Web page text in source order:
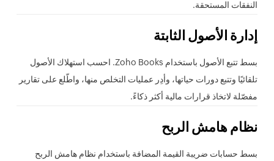
النفقات المستحقة.
إدارة الأصول الثابتة
بسط تتبع الأصول باستخدام Zoho Books. احسب استهلاك الأصول
تلقائيًا وتتبع دورات حياتها، وأدِر عمليات التخلص منها، واطّلع على تقارير
مفصّلة لاتخاذ قرارات مالية أكثر ذكاءً.
نظام هامش الربح
بسط حسابات ضريبة القيمة المضافة باستخدام نظام هامش الربح